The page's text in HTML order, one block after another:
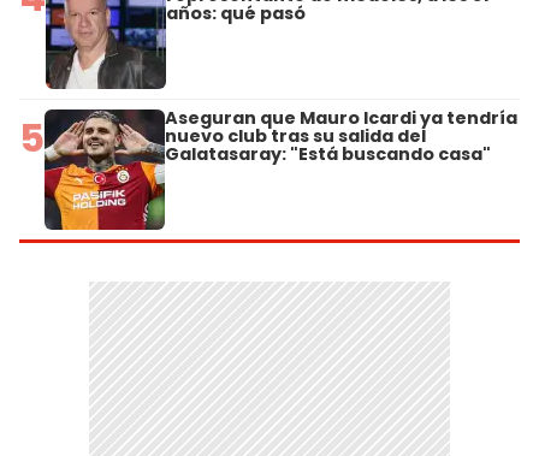
años: qué pasó
5 Aseguran que Mauro Icardi ya tendría
nuevo club tras su salida del
Galatasaray: "Está buscando casa"